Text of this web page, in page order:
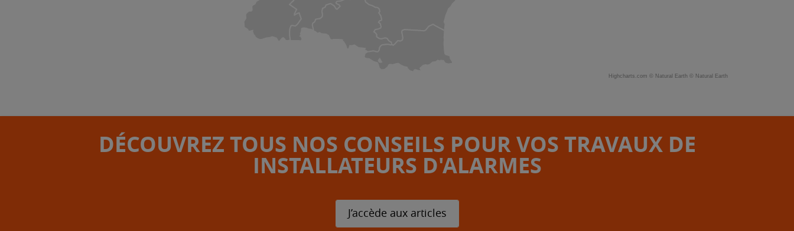
Highcharts.com © Natural Earth © Natural Earth
DÉCOUVREZ TOUS NOS CONSEILS POUR VOS TRAVAUX DE
INSTALLATEURS D'ALARMES
J’accède aux articles